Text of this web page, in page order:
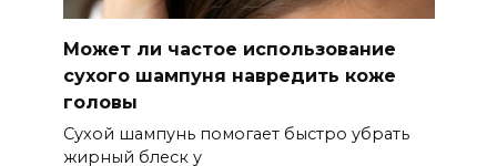
Может ли частое использование
сухого шампуня навредить коже
головы
Сухой шампунь помогает быстро убрать
жирный блеск у